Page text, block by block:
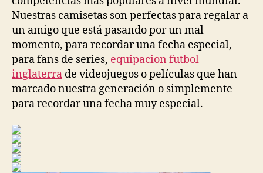
Nuestras camisetas son perfectas para regalar a
un amigo que está pasando por un mal
momento, para recordar una fecha especial,
para fans de series, equipacion futbol
inglaterra de videojuegos o películas que han
marcado nuestra generación o simplemente
para recordar una fecha muy especial.